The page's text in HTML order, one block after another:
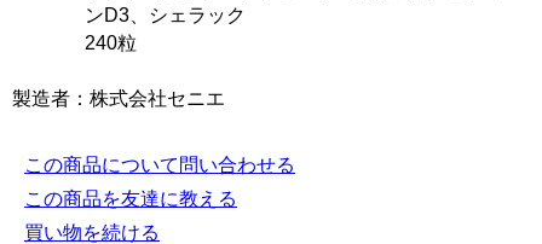
ンD3、シェラック
240粒
製造者：株式会社セニエ
この商品について問い合わせる
この商品を友達に教える
買い物を続ける